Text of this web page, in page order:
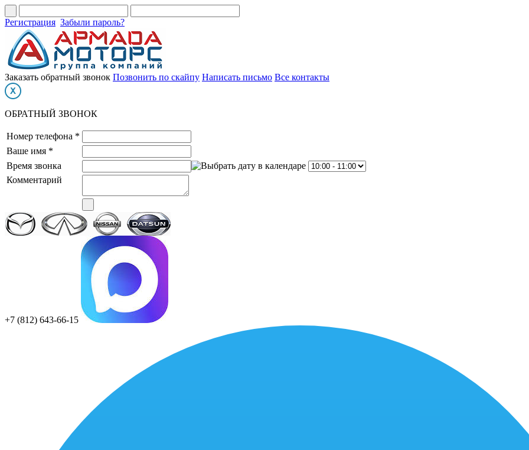
Регистрация Забыли пароль?
Заказать обратный звонок Позвонить по скайпу Написать письмо Все контакты
ОБРАТНЫЙ ЗВОНОК
Номер телефона *
Ваше имя *
Время звонка
Комментарий
+7 (812) 643-66-15